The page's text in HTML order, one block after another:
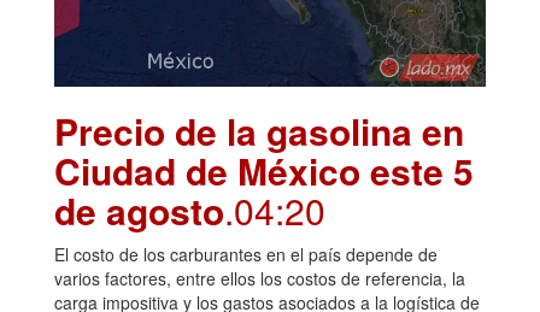
Precio de la gasolina en
Ciudad de México este 5
de agosto.04:20
El costo de los carburantes en el país depende de
varios factores, entre ellos los costos de referencia, la
carga impositiva y los gastos asociados a la logística de